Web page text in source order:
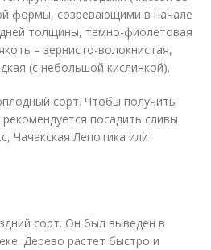
формы, созревающими в начале
толщины, темно-фиолетовая
– зернисто-волокнистая,
(с небольшой кислинкой).
сорт. Чтобы получить
посадить сливы
Чачакская Лепотика или
сорт. Он был выведен в
Дерево растет быстро и